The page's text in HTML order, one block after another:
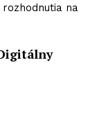
na